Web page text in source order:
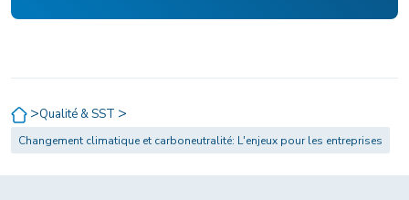
>Qualité & SST >
Changement climatique et carboneutralité: L'enjeux pour les entreprises